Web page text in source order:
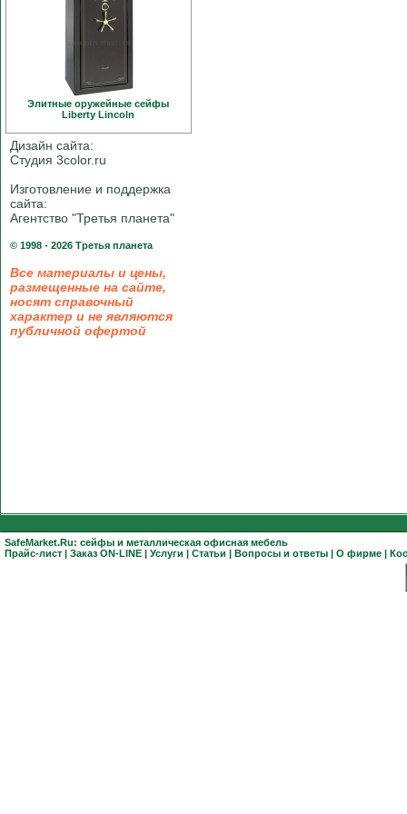
Элитные оружейные сейфы
Liberty Linсoln
Дизайн сайта:
Студия 3color.ru
Изготовление и поддержка
сайта:
Агентство "Третья планета"
© 1998 - 2026 Третья планета
Все материалы и цены,
размещенные на сайте,
носят справочный
характер и не являются
публичной офертой
SafeMarket.Ru: сейфы и металлическая офисная мебель
Прайс-лист | Заказ ON-LINE | Услуги | Статьи | Вопросы и ответы | О фирме |